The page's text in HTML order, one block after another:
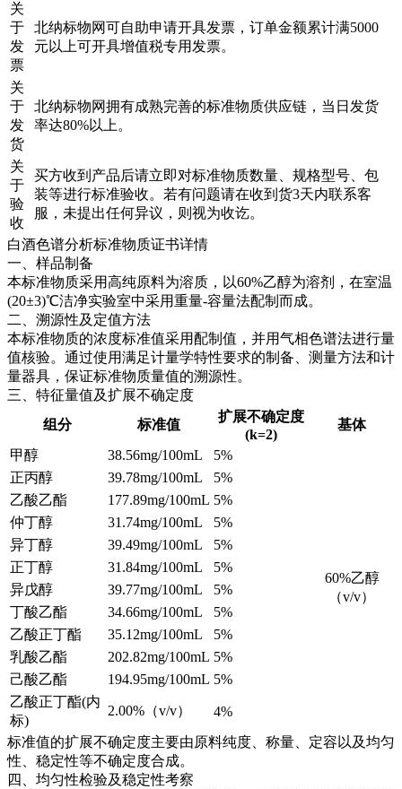
关
于
发
票
北纳标物网可自助申请开具发票，订单金额累计满5000
元以上可开具增值税专用发票。
关
于
发
货
北纳标物网拥有成熟完善的标准物质供应链，当日发货
率达80%以上。
关
于
验
收
买方收到产品后请立即对标准物质数量、规格型号、包
装等进行标准验收。若有问题请在收到货3天内联系客
服，未提出任何异议，则视为收讫。
白酒色谱分析标准物质证书详情
一、样品制备
本标准物质采用高纯原料为溶质，以60%乙醇为溶剂，在室温
(20±3)℃洁净实验室中采用重量-容量法配制而成。
二、溯源性及定值方法
本标准物质的浓度标准值采用配制值，并用气相色谱法进行量
值核验。通过使用满足计量学特性要求的制备、测量方法和计
量器具，保证标准物质量值的溯源性。
三、特征量值及扩展不确定度
组分
标准值
扩展不确定度
(k=2)
基体
甲醇
38.56mg/100mL 5%
60%乙醇
（v/v）
正丙醇 39.78mg/100mL
5%
乙酸乙酯
177.89mg/100mL 5%
仲丁醇
31.74mg/100mL
5%
异丁醇
39.49mg/100mL
5%
正丁醇
31.84mg/100mL
5%
异戊醇
39.77mg/100mL
5%
丁酸乙酯
34.66mg/100mL
5%
乙酸正丁酯
35.12mg/100mL
5%
乳酸乙酯
202.82mg/100mL 5%
己酸乙酯
194.95mg/100mL 5%
乙酸正丁酯(内
标)
2.00%（v/v）
4%
标准值的扩展不确定度主要由原料纯度、称量、定容以及均匀
性、稳定性等不确定度合成。
四、均匀性检验及稳定性考察